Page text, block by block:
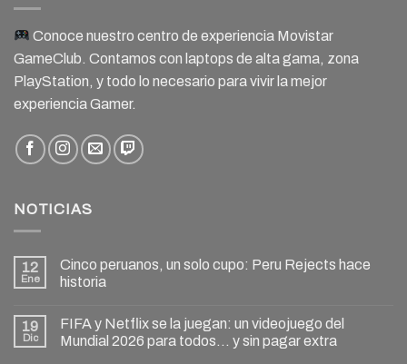
Conoce nuestro centro de experiencia Movistar
GameClub. Contamos con laptops de alta gama, zona
PlayStation, y todo lo necesario para vivir la mejor
experiencia Gamer.
NOTICIAS
12
Ene
Cinco peruanos, un solo cupo: Peru Rejects hace
historia
19
Dic
FIFA y Netflix se la juegan: un videojuego del
Mundial 2026 para todos… y sin pagar extra